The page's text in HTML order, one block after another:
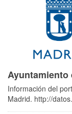
Ayuntamiento
Información del
Madrid. http://